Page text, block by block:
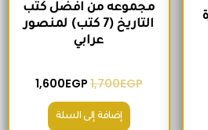
مجموعه من افضل كتب
التاريخ (7 كتب) لمنصور
عرابي
1,700EGP
1,600EGP
إضافة إلى السلة